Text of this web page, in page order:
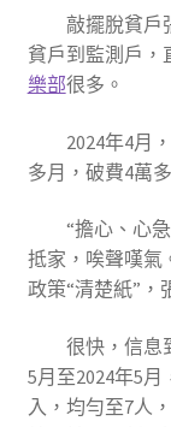
敲擺脫貧戶
貧戶到監測戶，
樂部很多。
2024年4月
多月，破費4萬
“擔心、心
抵家，唉聲嘆氣
政策“清楚紙”，
很快，信息
5月至2024年5
入，均勻至7人